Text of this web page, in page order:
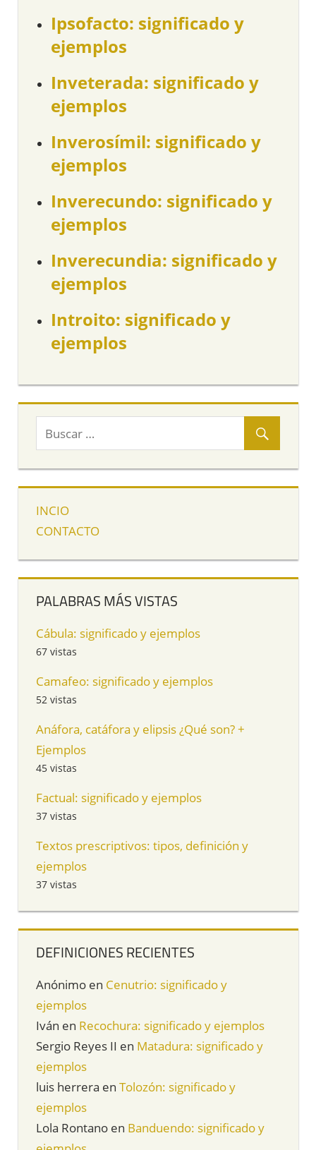
Ipsofacto: significado y
ejemplos
Inveterada: significado y
ejemplos
Inverosímil: significado y
ejemplos
Inverecundo: significado y
ejemplos
Inverecundia: significado y
ejemplos
Introito: significado y
ejemplos
INCIO
CONTACTO
PALABRAS MÁS VISTAS
Cábula: significado y ejemplos
67 vistas
Camafeo: significado y ejemplos
52 vistas
Anáfora, catáfora y elipsis ¿Qué son? +
Ejemplos
45 vistas
Factual: significado y ejemplos
37 vistas
Textos prescriptivos: tipos, definición y
ejemplos
37 vistas
DEFINICIONES RECIENTES
Anónimo en Cenutrio: significado y
ejemplos
Iván en Recochura: significado y ejemplos
Sergio Reyes II en Matadura: significado y
ejemplos
luis herrera en Tolozón: significado y
ejemplos
Lola Rontano en Banduendo: significado y